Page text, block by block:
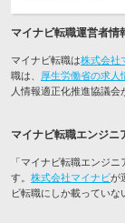
マイナビ転職運営者情
マイナビ転職は株式会社
職は、 厚生労働省の求人
人情報適正化推進協議会
マイナビ転職エンジニ
「マイナビ転職エンジ
す。 株式会社マイナビが
ビ転職にしか載っていな